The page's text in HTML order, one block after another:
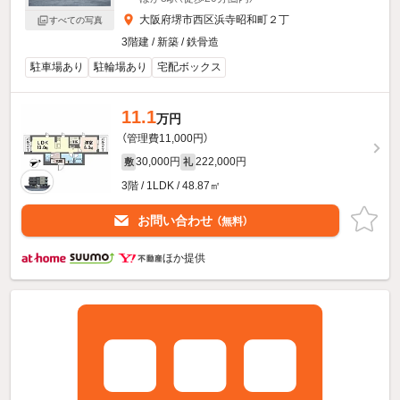
すべての写真
大阪府堺市西区浜寺昭和町２丁
3階建 / 新築 / 鉄骨造
駐車場あり
駐輪場あり 宅配ボックス
11.1万円
（管理費11,000円）
敷 30,000円 礼 222,000円
3階 / 1LDK / 48.87㎡
お問い合わせ （無料）
ほか提供